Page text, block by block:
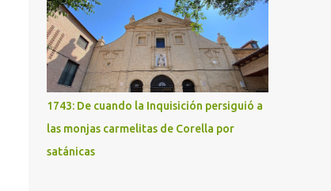
1743: De cuando la Inquisición persiguió a
las monjas carmelitas de Corella por
satánicas